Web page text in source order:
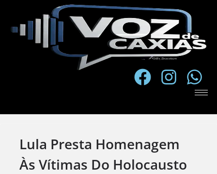
Lula Presta Homenagem
Às Vítimas Do Holocausto